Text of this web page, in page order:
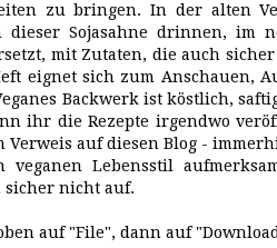
zu bringen. In der alten
dieser Sojasahne drinnen, im
mit Zutaten, die auch
eignet sich zum Anschauen,
Backwerk ist köstlich,
ihr die Rezepte irgendwo
auf diesen Blog -
Lebensstil
sicher nicht auf.
auf "File", dann auf